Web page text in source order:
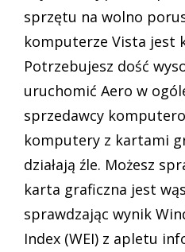
sprzętu na wolno
komputerze Vista jest
Potrzebujesz dość
uruchomić Aero w
sprzedawcy
komputery z kartami
działają źle. Możesz
karta graficzna jest
sprawdzając wynik
Index (WEI) z apletu